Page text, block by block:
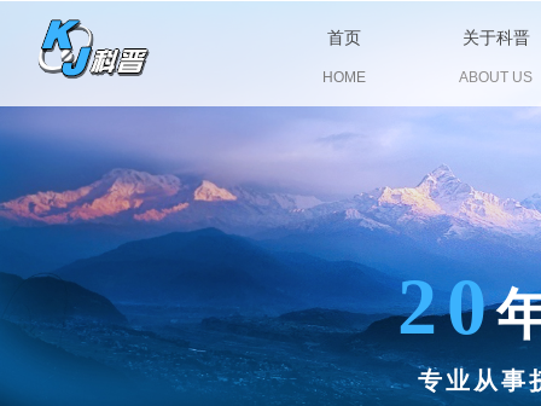
20
专业从事
ABOUT US
首页 关于科晋
HOME